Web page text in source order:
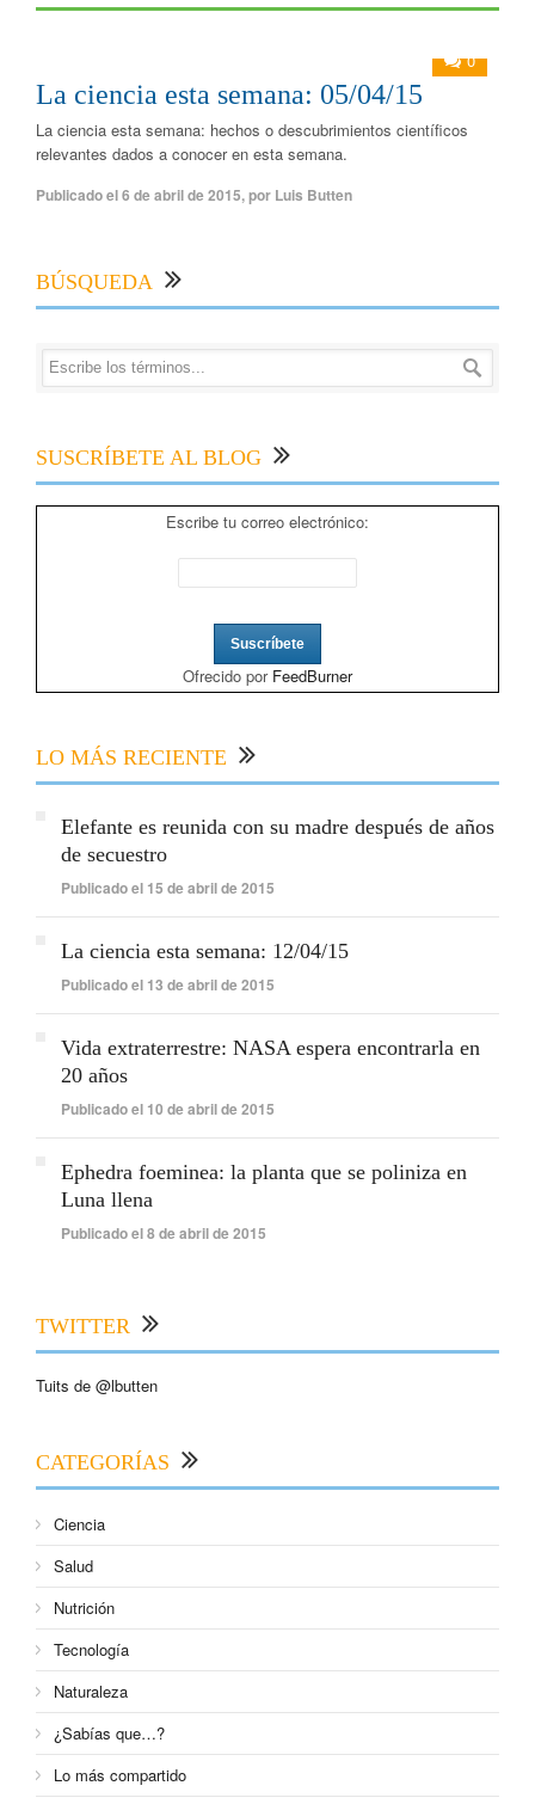
0
La ciencia esta semana: 05/04/15
La ciencia esta semana: hechos o descubrimientos científicos
relevantes dados a conocer en esta semana.
Publicado el6 de abril de 2015,por Luis Butten
BÚSQUEDA
SUSCRÍBETE AL BLOG
Escribe tu correo electrónico:
Ofrecido por FeedBurner
LO MÁS RECIENTE
Elefante es reunida con su madre después de años
de secuestro
Publicado el 15 de abril de 2015
La ciencia esta semana: 12/04/15
Publicado el 13 de abril de 2015
Vida extraterrestre: NASA espera encontrarla en
20 años
Publicado el 10 de abril de 2015
Ephedra foeminea: la planta que se poliniza en
Luna llena
Publicado el 8 de abril de 2015
TWITTER
Tuits de @lbutten
CATEGORÍAS
Ciencia
Salud
Nutrición
Tecnología
Naturaleza
¿Sabías que…?
Lo más compartido